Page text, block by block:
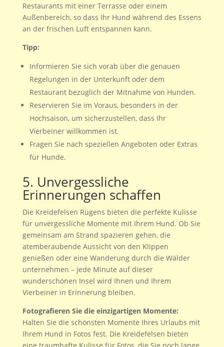
Restaurants mit einer Terrasse oder einem
Außenbereich, so dass Ihr Hund während des Essens
an der frischen Luft entspannen kann.
Tipp:
Informieren Sie sich vorab über die genauen
Regelungen in der Unterkunft oder dem
Restaurant bezüglich der Mitnahme von Hunden.
Reservieren Sie im Voraus, besonders in der
Hochsaison, um sicherzustellen, dass Ihr
Vierbeiner willkommen ist.
Fragen Sie nach speziellen Angeboten oder Extras
für Hunde.
5. Unvergessliche
Erinnerungen schaffen
Die Kreidefelsen Rügens bieten die perfekte Kulisse
für unvergessliche Momente mit Ihrem Hund. Ob Sie
gemeinsam am Strand spazieren gehen, die
atemberaubende Aussicht von den Klippen
genießen oder eine Wanderung durch die Wälder
unternehmen – jede Minute auf dieser
wunderschönen Insel wird Ihnen und Ihrem
Vierbeiner in Erinnerung bleiben.
Fotografieren Sie die einzigartigen Momente:
Halten Sie die schönsten Momente Ihres Urlaubs mit
Ihrem Hund in Fotos fest. Die Kreidefelsen bieten